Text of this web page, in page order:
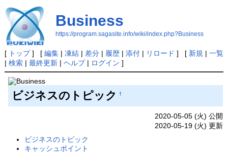
Business
https://program.sagasite.info/wiki/index.php?Business
[ トップ] [ 編集| 凍結| 差分| 履歴| 添付| リロード ] [ 新規 | 一覧
| 検索| 最終更新| ヘルプ| ログイン ]
ビジネスのトピック †
2020-05-05 (火) 公開
2020-05-19 (火) 更新
ビジネスのトピック
キャッシュポイント